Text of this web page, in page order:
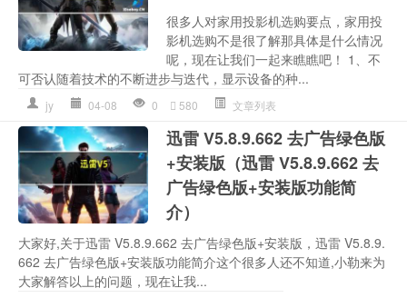
很多人对家用投影机选购要点，家用投
影机选购不是很了解那具体是什么情况
呢，现在让我们一起来瞧瞧吧！ 1、不
可否认随着技术的不断进步与迭代，显示设备的种...
jy 04-08 0 580 文章列表
迅雷 V5.8.9.662 去广告绿色版
+安装版（迅雷 V5.8.9.662 去
广告绿色版+安装版功能简
介）
大家好,关于迅雷 V5.8.9.662 去广告绿色版+安装版，迅雷 V5.8.9.
662 去广告绿色版+安装版功能简介这个很多人还不知道,小勒来为
大家解答以上的问题，现在让我...